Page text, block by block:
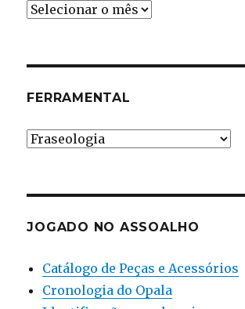
Cronologia
FERRAMENTAL
Ferramental
JOGADO NO ASSOALHO
Catálogo de Peças e Acessórios
Cronologia do Opala